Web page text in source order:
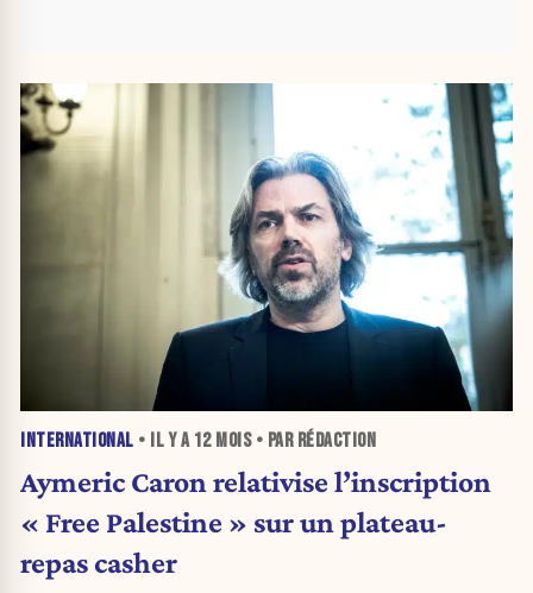
INTERNATIONAL • IL Y A 12 MOIS• PAR RÉDACTION
Aymeric Caron relativise l’inscription
« Free Palestine » sur un plateau-
repas casher